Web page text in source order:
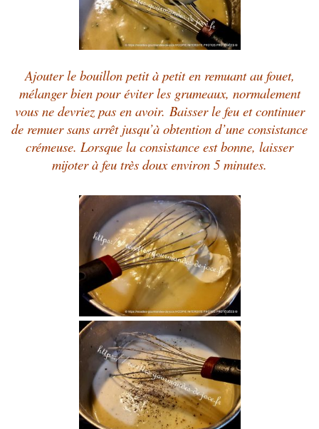
Ajouter le bouillon petit à petit en remuant au fouet,
mélanger bien pour éviter les grumeaux, normalement
vous ne devriez pas en avoir. Baisser le feu et continuer
de remuer sans arrêt jusqu’à obtention d’une consistance
crémeuse. Lorsque la consistance est bonne, laisser
mijoter à feu très doux environ 5 minutes.